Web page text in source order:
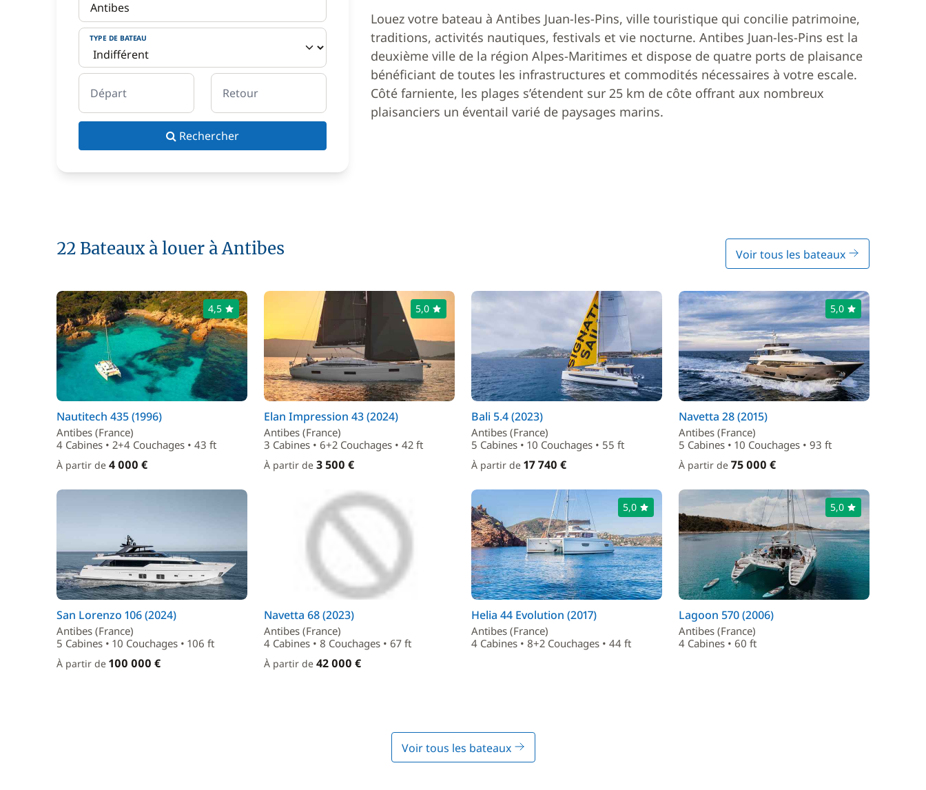
TYPE DE BATEAU
Départ Retour
Rechercher
Louez votre bateau à Antibes Juan-les-Pins, ville touristique qui concilie patrimoine,
traditions, activités nautiques, festivals et vie nocturne. Antibes Juan-les-Pins est la
deuxième ville de la région Alpes-Maritimes et dispose de quatre ports de plaisance
bénéficiant de toutes les infrastructures et commodités nécessaires à votre escale.
Côté farniente, les plages s’étendent sur 25 km de côte offrant aux nombreux
plaisanciers un éventail varié de paysages marins.
22 Bateaux à louer à Antibes Voir tous les bateaux
4,5
Nautitech 435 (1996)
Antibes (France)
4 Cabines • 2+4 Couchages • 43 ft
À partir de 4 000 €
5,0
Elan Impression 43 (2024)
Antibes (France)
3 Cabines • 6+2 Couchages • 42 ft
À partir de 3 500 €
Bali 5.4 (2023)
Antibes (France)
5 Cabines • 10 Couchages • 55 ft
À partir de 17 740 €
5,0
Navetta 28 (2015)
Antibes (France)
5 Cabines • 10 Couchages • 93 ft
À partir de 75 000 €
San Lorenzo 106 (2024)
Antibes (France)
5 Cabines • 10 Couchages • 106 ft
À partir de 100 000 €
Navetta 68 (2023)
Antibes (France)
4 Cabines • 8 Couchages • 67 ft
À partir de 42 000 €
5,0
Helia 44 Evolution (2017)
Antibes (France)
4 Cabines • 8+2 Couchages • 44 ft
5,0
Lagoon 570 (2006)
Antibes (France)
4 Cabines • 60 ft
Voir tous les bateaux